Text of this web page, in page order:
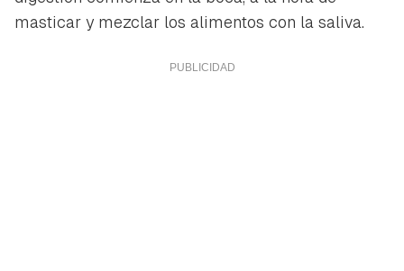
masticar y mezclar los alimentos con la saliva.